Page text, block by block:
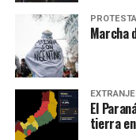
Marcha
El
tierra